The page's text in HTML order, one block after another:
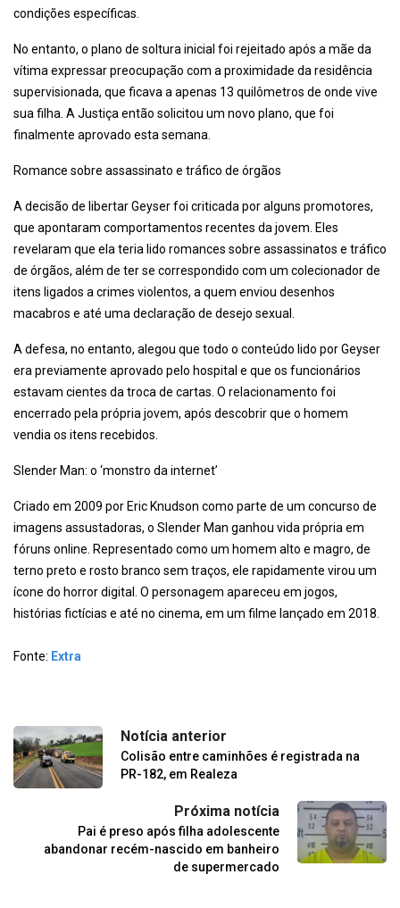
condições específicas.
No entanto, o plano de soltura inicial foi rejeitado após a mãe da
vítima expressar preocupação com a proximidade da residência
supervisionada, que ficava a apenas 13 quilômetros de onde vive
sua filha. A Justiça então solicitou um novo plano, que foi
finalmente aprovado esta semana.
Romance sobre assassinato e tráfico de órgãos
A decisão de libertar Geyser foi criticada por alguns promotores,
que apontaram comportamentos recentes da jovem. Eles
revelaram que ela teria lido romances sobre assassinatos e tráfico
de órgãos, além de ter se correspondido com um colecionador de
itens ligados a crimes violentos, a quem enviou desenhos
macabros e até uma declaração de desejo sexual.
A defesa, no entanto, alegou que todo o conteúdo lido por Geyser
era previamente aprovado pelo hospital e que os funcionários
estavam cientes da troca de cartas. O relacionamento foi
encerrado pela própria jovem, após descobrir que o homem
vendia os itens recebidos.
Slender Man: o ‘monstro da internet’
Criado em 2009 por Eric Knudson como parte de um concurso de
imagens assustadoras, o Slender Man ganhou vida própria em
fóruns online. Representado como um homem alto e magro, de
terno preto e rosto branco sem traços, ele rapidamente virou um
ícone do horror digital. O personagem apareceu em jogos,
histórias fictícias e até no cinema, em um filme lançado em 2018.
Fonte: Extra
Notícia anterior
Colisão entre caminhões é registrada na
PR-182, em Realeza
Próxima notícia
Pai é preso após filha adolescente
abandonar recém-nascido em banheiro
de supermercado